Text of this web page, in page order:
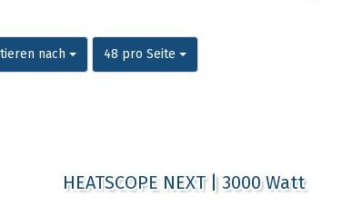
nach
nach 48 pro Seite
pro Seite
HEATSCOPE NEXT | 3000 Watt